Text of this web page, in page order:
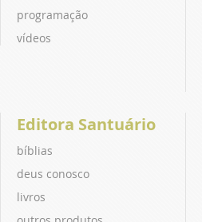
programação
vídeos
Editora Santuário
bíblias
deus conosco
livros